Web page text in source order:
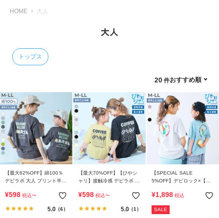
カ
リ
か
ら
探
す
ラ
ン
キ
ン
グ
HOME 大人
大人
トップス
おすすめ順
20
【最大62%OFF】綿100％
デビラボ 大人 プリント半袖
¥598 税込〜
5.0（6）
【最大70%OFF】【ひやシ
ャリ】接触冷感 デビラボ 大
¥598 税込〜
5.0（1）
【SPECIAL SALE
5%OFF】デビロック×【ア
大人 アイスプリント 半袖T
¥1,898 税込
SALE